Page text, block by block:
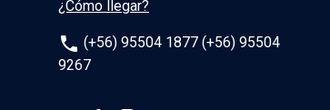
¿Cómo llegar?
phone (+56) 95504 1877 (+56) 95504
9267